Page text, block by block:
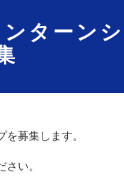
ターンシ
募集します。
い。